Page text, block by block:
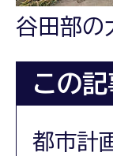
谷田部の
この
都市計